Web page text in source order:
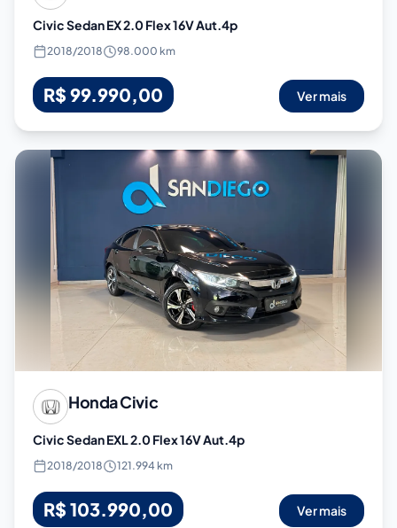
Civic Sedan EX 2.0 Flex 16V Aut.4p
2018/2018 98.000 km
R$ 99.990,00 Ver mais
HondaCivic
Civic Sedan EXL 2.0 Flex 16V Aut.4p
2018/2018 121.994 km
R$ 103.990,00 Ver mais